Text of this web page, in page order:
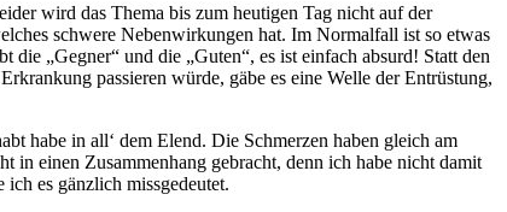
wird das Thema bis zum heutigen Tag nicht auf der
schwere Nebenwirkungen hat. Im Normalfall ist so etwas
„Gegner“ und die „Guten“, es ist einfach absurd! Statt den
passieren würde, gäbe es eine Welle der Entrüstung,
habe in all‘ dem Elend. Die Schmerzen haben gleich am
in einen Zusammenhang gebracht, denn ich habe nicht damit
es gänzlich missgedeutet.